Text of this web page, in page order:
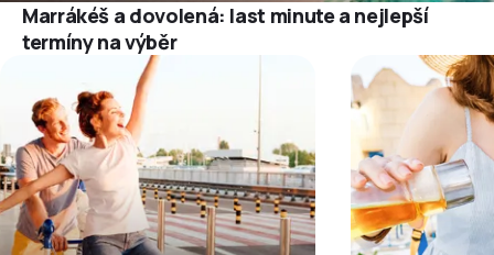
Marrákéš a dovolená: last minute a nejlepší
termíny na výběr